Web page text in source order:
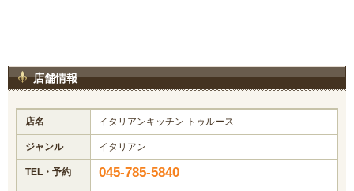
店舗情報
店名 イタリアンキッチン トゥルース
ジャンル イタリアン
TEL・予約 045-785-5840